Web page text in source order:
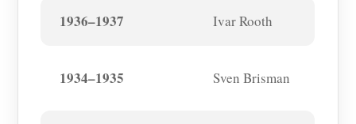
1936–1937 Ivar Rooth
1934–1935 Sven Brisman